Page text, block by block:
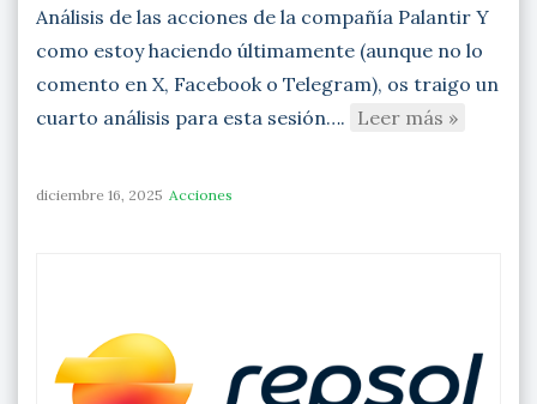
Análisis de las acciones de la compañía Palantir Y
como estoy haciendo últimamente (aunque no lo
comento en X, Facebook o Telegram), os traigo un
cuarto análisis para esta sesión…. Leer más »
diciembre 16, 2025 Acciones